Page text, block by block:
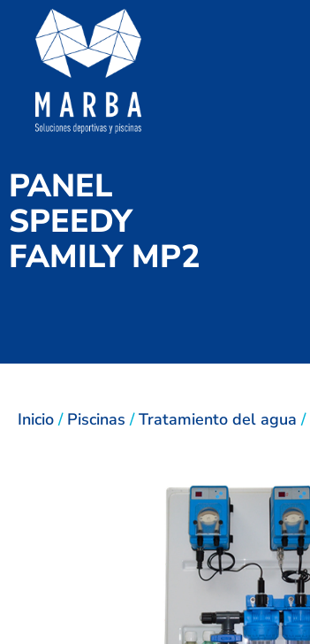
PANEL
SPEEDY
FAMILY MP2
Inicio / Piscinas /Tratamiento del agua /